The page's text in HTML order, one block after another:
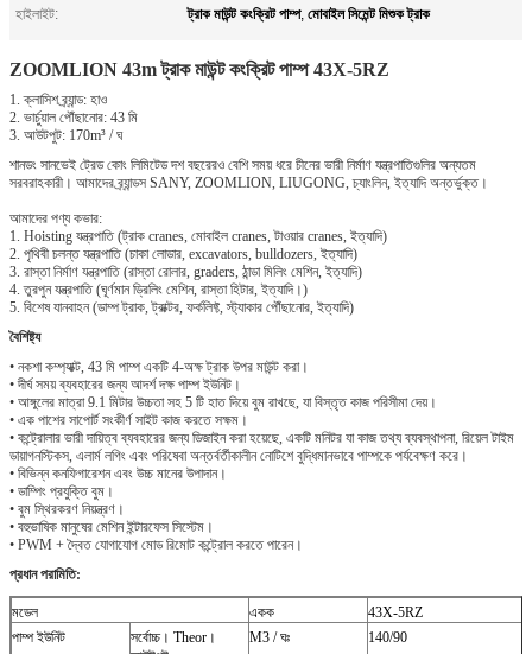
হাইলাইট:
ট্রাক মাউন্ট কংক্রিট পাম্প, মোবাইল সিমেন্ট মিশুক ট্রাক
ZOOMLION 43m ট্রাক মাউন্ট কংক্রিট পাম্প 43X-5RZ
1. ক্লাসিশ ব্র্যান্ড: হাও
2. ভার্চুয়াল পৌঁছানোর: 43 মি
3. আউটপুট: 170m³ / ঘ
শানডং সানভেই ট্রেড কোং লিমিটেড দশ বছরেরও বেশি সময় ধরে চীনের ভারী নির্মাণ যন্ত্রপাতিগুলির অন্যতম
সরবরাহকারী। আমাদের ব্র্যান্ডস SANY, ZOOMLION, LIUGONG, চ্যাংলিন, ইত্যাদি অন্তর্ভুক্ত।
আমাদের পণ্য কভার:
1. Hoisting যন্ত্রপাতি (ট্রাক cranes, মোবাইল cranes, টাওয়ার cranes, ইত্যাদি)
2. পৃথিবী চলন্ত যন্ত্রপাতি (চাকা লোডার, excavators, bulldozers, ইত্যাদি)
3. রাস্তা নির্মাণ যন্ত্রপাতি (রাস্তা রোলার, graders, ঠান্ডা মিলিং মেশিন, ইত্যাদি)
4. তুরপুন যন্ত্রপাতি (ঘূর্ণমান ড্রিলিং মেশিন, রাস্তা হিটার, ইত্যাদি।)
5. বিশেষ যানবাহন (ডাম্প ট্রাক, ট্রাক্টর, ফর্কলিফ্ট, স্ট্যাকার পৌঁছানোর, ইত্যাদি)
বৈশিষ্ট্য
• নকশা কম্প্যাক্ট, 43 মি পাম্প একটি 4-অক্ষ ট্রাক উপর মাউন্ট করা।
• দীর্ঘ সময় ব্যবহারের জন্য আদর্শ দক্ষ পাম্প ইউনিট।
• আঙ্গুলের মাত্রা 9.1 মিটার উচ্চতা সহ 5 টি হাত দিয়ে বুম রাখছে, যা বিস্তৃত কাজ পরিসীমা দেয়।
• এক পাশের সাপোর্ট সংকীর্ণ সাইট কাজ করতে সক্ষম।
• কন্ট্রোলার ভারী দায়িত্ব ব্যবহারের জন্য ডিজাইন করা হয়েছে, একটি মনিটর যা কাজ তথ্য ব্যবস্থাপনা, রিয়েল টাইম
ডায়াগনস্টিকস, এলার্ম লগিং এবং পরিষেবা অন্তর্বর্তীকালীন নোটিশে বুদ্ধিমানভাবে পাম্পকে পর্যবেক্ষণ করে।
• বিভিন্ন কনফিগারেশন এবং উচ্চ মানের উপাদান।
• ডাম্পিং প্রযুক্তি বুম।
• বুম স্থিরকরণ নিয়ন্ত্রণ।
• বহুভাষিক মানুষের মেশিন ইন্টারফেস সিস্টেম।
• PWM + দ্বৈত যোগাযোগ মোড রিমোট কন্ট্রোল করতে পারেন।
প্রধান পরামিতি:
মডেল একক
43X-5RZ
পাম্প ইউনিট
সর্বোচ্চ। Theor।
M3 / ঘঃ 140/90